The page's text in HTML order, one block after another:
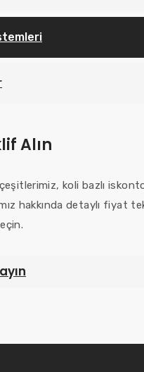
Alın
koli bazlı iskonto
hakkında detaylı fiyat